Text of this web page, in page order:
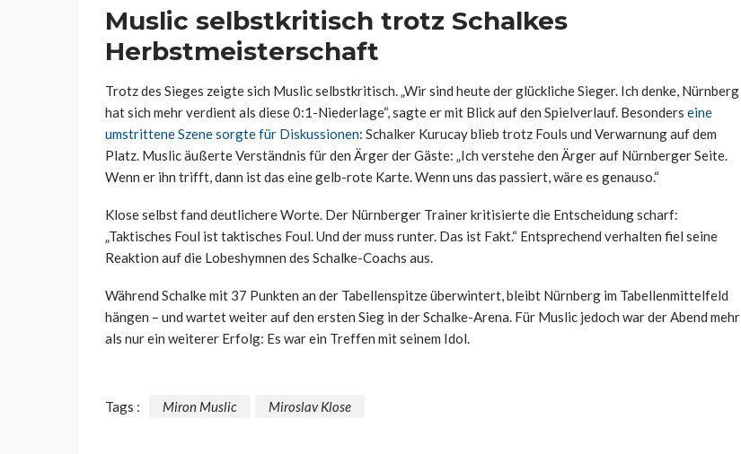
Muslic selbstkritisch trotz Schalkes
Herbstmeisterschaft
Trotz des Sieges zeigte sich Muslic selbstkritisch. „Wir sind heute der glückliche Sieger. Ich denke, Nürnberg
hat sich mehr verdient als diese 0:1-Niederlage“, sagte er mit Blick auf den Spielverlauf. Besonders eine
umstrittene Szene sorgte für Diskussionen: Schalker Kurucay blieb trotz Fouls und Verwarnung auf dem
Platz. Muslic äußerte Verständnis für den Ärger der Gäste: „Ich verstehe den Ärger auf Nürnberger Seite.
Wenn er ihn trifft, dann ist das eine gelb-rote Karte. Wenn uns das passiert, wäre es genauso.“
Klose selbst fand deutlichere Worte. Der Nürnberger Trainer kritisierte die Entscheidung scharf:
„Taktisches Foul ist taktisches Foul. Und der muss runter. Das ist Fakt.“ Entsprechend verhalten fiel seine
Reaktion auf die Lobeshymnen des Schalke-Coachs aus.
Während Schalke mit 37 Punkten an der Tabellenspitze überwintert, bleibt Nürnberg im Tabellenmittelfeld
hängen – und wartet weiter auf den ersten Sieg in der Schalke-Arena. Für Muslic jedoch war der Abend mehr
als nur ein weiterer Erfolg: Es war ein Treffen mit seinem Idol.
Tags : Miron Muslic Miroslav Klose